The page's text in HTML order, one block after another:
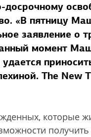
досрочному
«В пятницу
заявление о
момент
The New
которые